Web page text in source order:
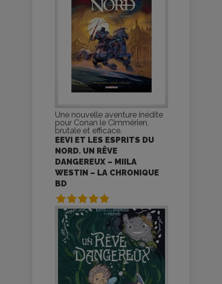
Une nouvelle aventure inédite
pour Conan le Cimmérien,
brutale et efficace.
EEVI ET LES ESPRITS DU
NORD. UN RÊVE
DANGEREUX – MIILA
WESTIN – LA CHRONIQUE
BD